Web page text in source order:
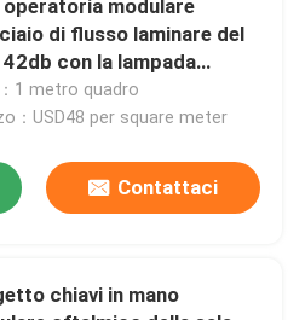
Invia
operatoria modulare
di flusso laminare del
42db con la lampada
della chirurgia
1 metro quadro
：USD48 per square meter
Contattaci
chiavi in mano